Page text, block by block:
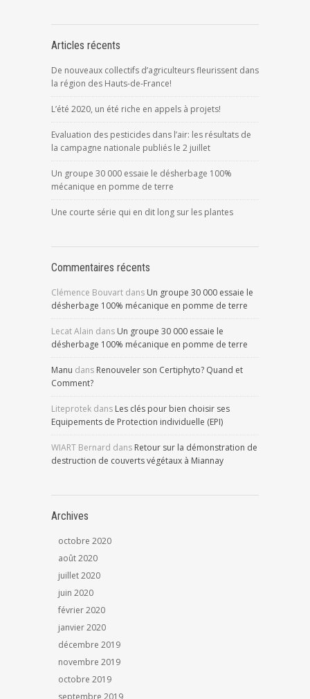
Articles récents
De nouveaux collectifs d’agriculteurs fleurissent dans
la région des Hauts-de-France!
L’été 2020, un été riche en appels à projets!
Evaluation des pesticides dans l’air: les résultats de
la campagne nationale publiés le 2 juillet
Un groupe 30 000 essaie le désherbage 100%
mécanique en pomme de terre
Une courte série qui en dit long sur les plantes
Commentaires récents
Clémence Bouvart dans Un groupe 30 000 essaie le
désherbage 100% mécanique en pomme de terre
Lecat Alain dans Un groupe 30 000 essaie le
désherbage 100% mécanique en pomme de terre
Manu dans Renouveler son Certiphyto? Quand et
Comment?
Liteprotek dans Les clés pour bien choisir ses
Equipements de Protection individuelle (EPI)
WIART Bernard dans Retour sur la démonstration de
destruction de couverts végétaux à Miannay
Archives
octobre 2020
août 2020
juillet 2020
juin 2020
février 2020
janvier 2020
décembre 2019
novembre 2019
octobre 2019
septembre 2019